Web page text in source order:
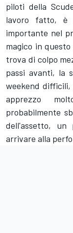
piloti della
lavoro fatto, è
importante nel
magico in
trova di colpo
passi avanti, la
weekend difficili,
apprezzo
probabilmente
dell'assetto, un
arrivare alla